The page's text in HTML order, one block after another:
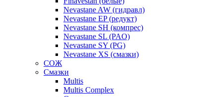
Nevastane AW (гидравл)
Nevastane EP (редукт)
Nevastane SH (компрес)
Nevastane SL (PAO)
Nevastane SY (PG)
Nevastane XS (смазки)
СОЖ
Смазки
Multis
Multis Complex